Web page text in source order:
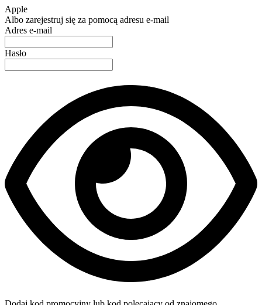
Apple
Albo zarejestruj się za pomocą adresu e-mail
Adres e-mail
Hasło